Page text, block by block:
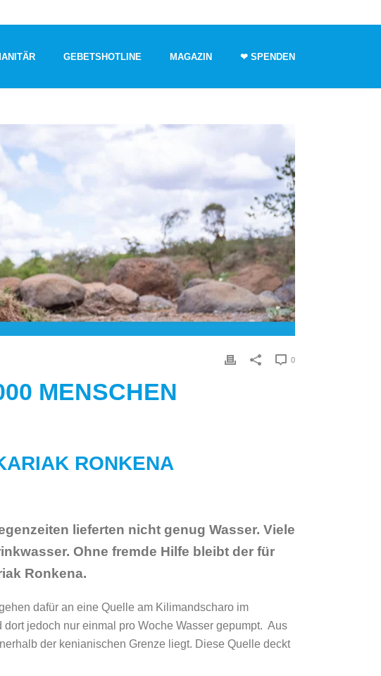
GEBETSHOTLINE MAGAZIN ❤ SPENDEN
0
MENSCHEN
RONKENA
lieferten nicht genug Wasser. Viele
Ohne fremde Hilfe bleibt der für
Ronkena.
dafür an eine Quelle am Kilimandscharo im
jedoch nur einmal pro Woche Wasser gepumpt. Aus
der kenianischen Grenze liegt. Diese Quelle deckt